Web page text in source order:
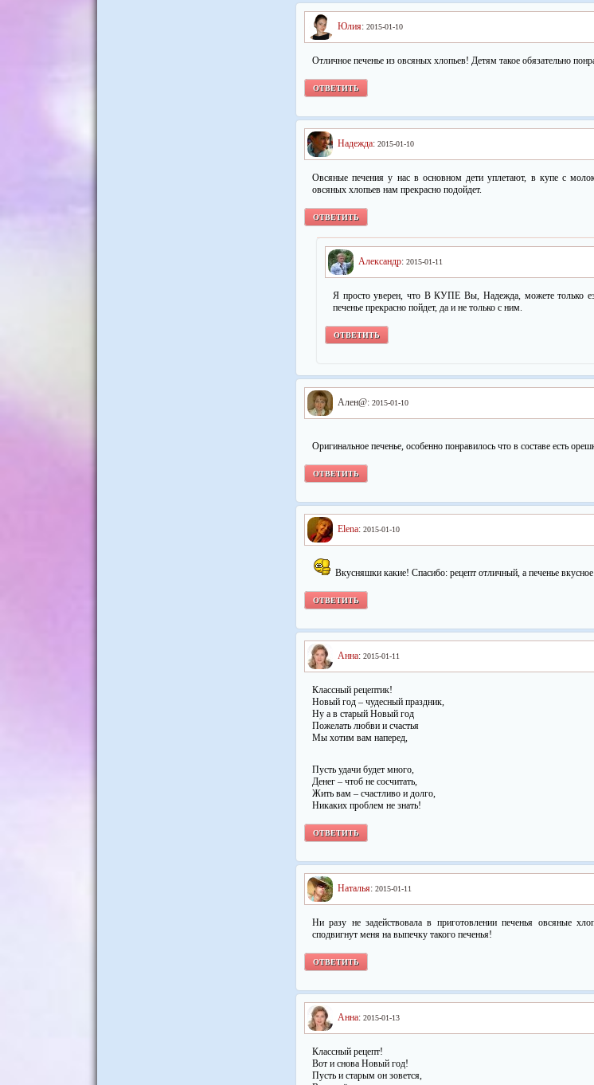
Юлия: 2015-01-10
Отличное печенье из овсяных хлопьев! Детям такое обязательно
ОТВЕТИТЬ
Надежда: 2015-01-10
Овсяные печения у нас в основном дети уплетают, в купе с
овсяных хлопьев нам прекрасно подойдет.
ОТВЕТИТЬ
Александр: 2015-01-11
Я просто уверен, что В КУПЕ Вы, Надежда, можете только
печенье прекрасно пойдет, да и не только с ним.
ОТВЕТИТЬ
Ален@: 2015-01-10
Оригинальное печенье, особенно понравилось что в составе есть
ОТВЕТИТЬ
Elena: 2015-01-10
Вкусняшки какие! Спасибо: рецепт отличный, а печенье
ОТВЕТИТЬ
Анна: 2015-01-11
Классный рецептик!
Новый год – чудесный праздник,
Ну а в старый Новый год
Пожелать любви и счастья
Мы хотим вам наперед,
Пусть удачи будет много,
Денег – чтоб не сосчитать,
Жить вам – счастливо и долго,
Никаких проблем не знать!
ОТВЕТИТЬ
Наталья: 2015-01-11
Ни разу не задействовала в приготовлении печенья овсяные
сподвигнут меня на выпечку такого печенья!
ОТВЕТИТЬ
Анна: 2015-01-13
Классный рецепт!
Вот и снова Новый год!
Пусть и старым он зовется,